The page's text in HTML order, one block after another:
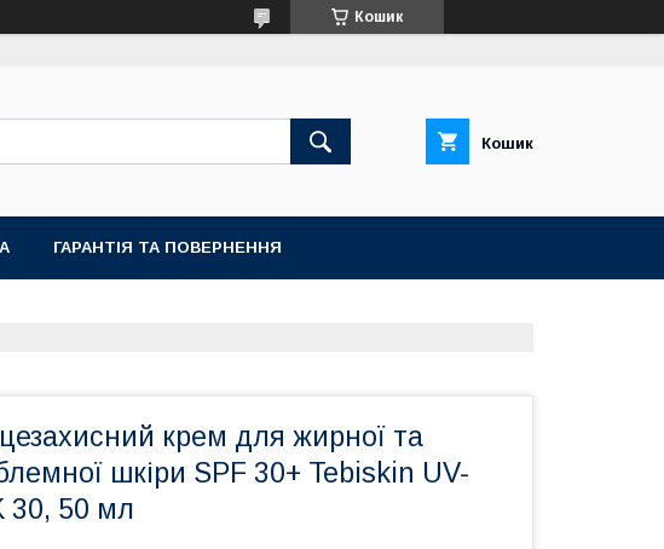
Кошик
Кошик
ГАРАНТІЯ ТА ПОВЕРНЕННЯ
крем для жирної та
шкіри SPF 30+ Tebiskin UV-
30, 50 мл